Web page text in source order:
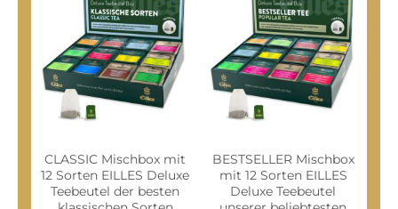
CLASSIC Mischbox mit
12 Sorten EILLES Deluxe
Teebeutel der besten
BESTSELLER Mischbox
mit 12 Sorten EILLES
Deluxe Teebeutel